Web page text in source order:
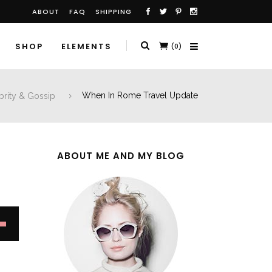
ABOUT FAQ SHIPPING
SHOP ELEMENTS (0)
& Gossip When In Rome Travel Update
ABOUT ME AND MY BLOG